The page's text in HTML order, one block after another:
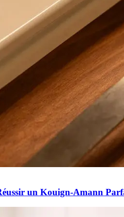
un Kouign-Amann